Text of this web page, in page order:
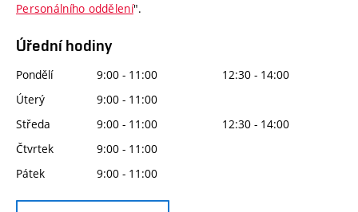
Personálního oddělení".
Úřední hodiny
Pondělí 9:00 - 11:00
12:30 - 14:00
Úterý
9:00 - 11:00
Středa
9:00 - 11:00
12:30 - 14:00
Čtvrtek
9:00 - 11:00
Pátek
9:00 - 11:00